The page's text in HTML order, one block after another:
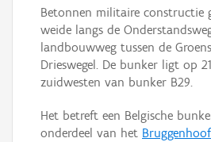
Betonnen militaire constructie
weide langs de
landbouwweg tussen de
Drieswegel. De bunker ligt op
zuidwesten van bunker B29.
Het betreft een Belgische
onderdeel van het